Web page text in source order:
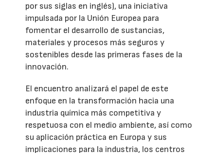
por sus siglas en inglés), una iniciativa
impulsada por la Unión Europea para
fomentar el desarrollo de sustancias,
materiales y procesos más seguros y
sostenibles desde las primeras fases de la
innovación.
El encuentro analizará el papel de este
enfoque en la transformación hacia una
industria química más competitiva y
respetuosa con el medio ambiente, así como
su aplicación práctica en Europa y sus
implicaciones para la industria, los centros